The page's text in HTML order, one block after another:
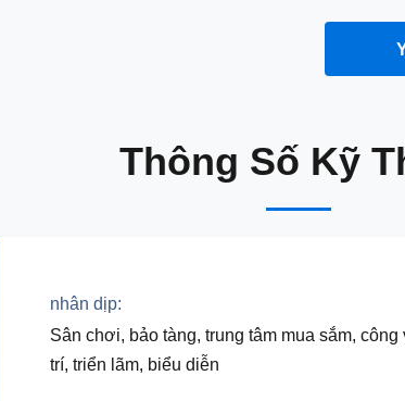
Thông Số Kỹ
nhân dịp:
Sân chơi, bảo tàng, trung tâm mua sắm, công
trí, triển lãm, biểu diễn